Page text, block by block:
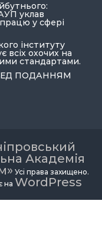
уклав
у сфері
інституту
охочих на
стандартами.
ПОДАННЯМ
Академія
Усі права захищено.
на WordPress